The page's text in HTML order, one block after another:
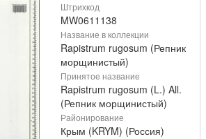
Штрихкод
MW0611138
Название в коллекции
Rapistrum rugosum (Репник
морщинистый)
Принятое название
Rapistrum rugosum (L.) All.
(Репник морщинистый)
Районирование
Крым (KRYM) (Россия)